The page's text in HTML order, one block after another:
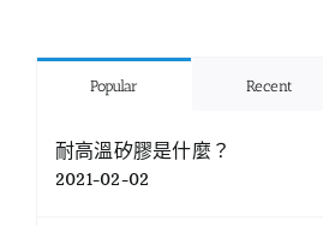
Popular Recent
耐高溫矽膠是什麼？
2021-02-02